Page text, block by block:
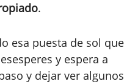
.
esa puesta de sol que
y espera a
y dejar ver algunos